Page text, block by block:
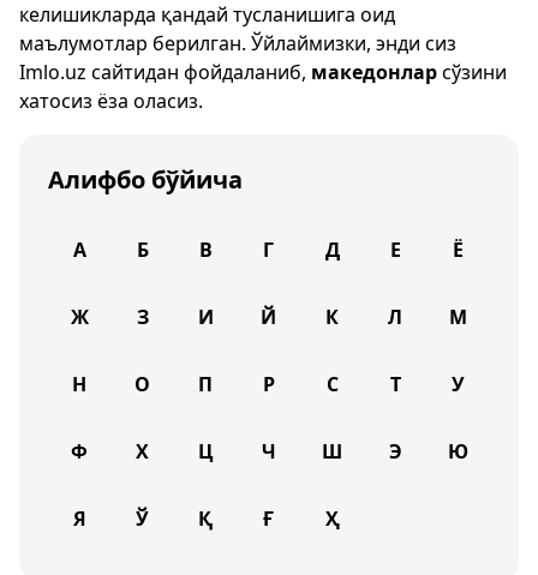
келишикларда қандай тусланишига оид
маълумотлар берилган. Ўйлаймизки, энди сиз
Imlo.uz сайтидан фойдаланиб, македонларсўзини
хатосиз ёза оласиз.
Алифбо бўйича
А Б В Г Д Е Ё
Ж З И Й К Л М
Н О П Р С Т У
Ф Х Ц Ч Ш Э Ю
Я Ў Қ Ғ Ҳ